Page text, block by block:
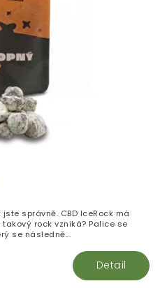
Detail
správně. CBD IceRock má
takový rock vzniká? Palice se
se následně...